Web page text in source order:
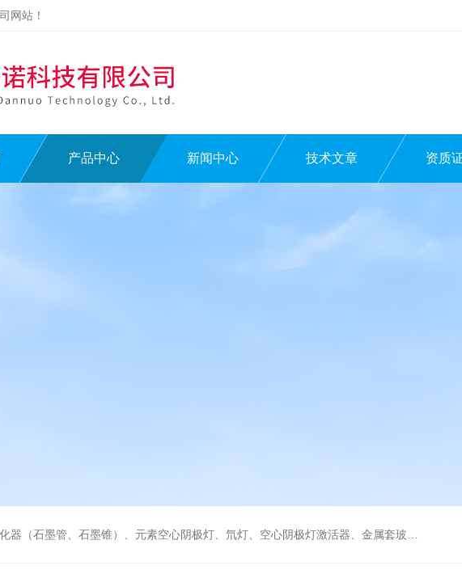
网站！
产品中心 新闻中心 技术文章 资质
）、元素空心阴极灯、氘灯、空心阴极灯激活器、金属套玻璃高效雾化喷嘴。同时经销进口原装石墨管、石墨锥、空心阴极灯、氘灯等。